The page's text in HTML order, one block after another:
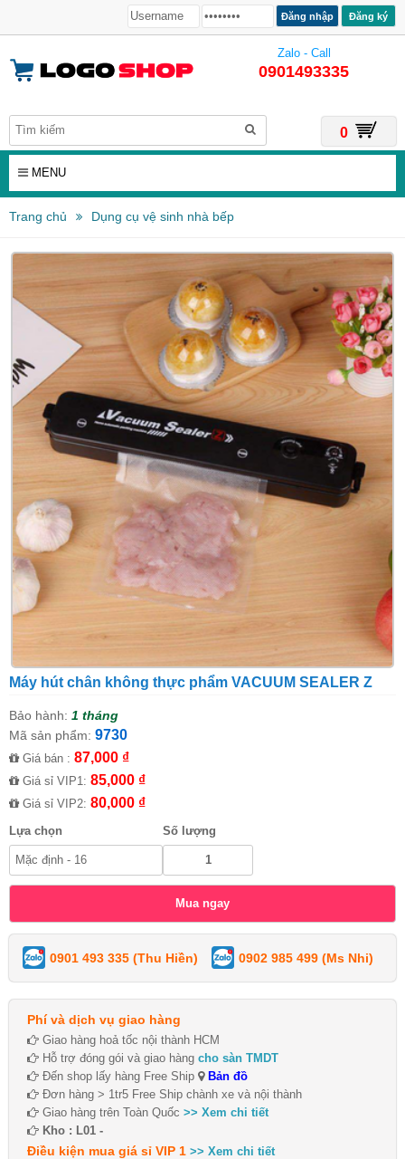
Đăng ký
Zalo - Call
0901493335
0
MENU
Trang chủ Dụng cụ vệ sinh nhà bếp
Máy hút chân không thực phẩm VACUUM SEALER Z
Bảo hành: 1 tháng
Mã sản phẩm: 9730
Giá bán : 87,000 ₫
Giá sỉ VIP1: 85,000 ₫
Giá sỉ VIP2: 80,000 ₫
Lựa chọn Số lượng
0901 493 335 (Thu Hiền) 0902 985 499 (Ms Nhi)
Phí và dịch vụ giao hàng
Giao hàng hoả tốc nội thành HCM
Hỗ trợ đóng gói và giao hàng cho sàn TMDT
Đến shop lấy hàng Free Ship
Bản đồ
Đơn hàng > 1tr5 Free Ship chành xe và nội thành
Giao hàng trên Toàn Quốc >> Xem chi tiết
Kho : L01 -
Điều kiện mua giá sỉ VIP 1 >> Xem chi tiết